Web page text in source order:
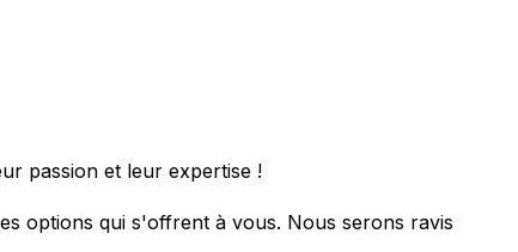
passion et leur expertise !
options qui s'offrent à vous. Nous serons ravis